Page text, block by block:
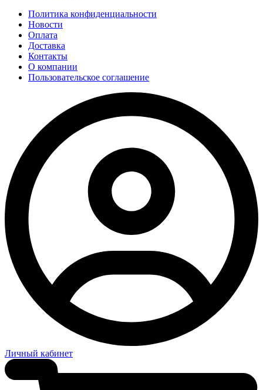
Политика конфиденциальности
Новости
Оплата
Доставка
Контакты
О компании
Пользовательское соглашение
Личный кабинет